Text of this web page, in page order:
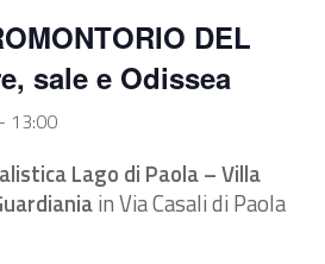
DEL
sale e Odissea
- 13:00
Lago di Paola – Villa
in Via Casali di Paola